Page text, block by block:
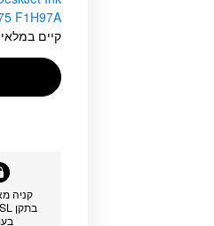
F1H97A
קיים במלאי
קניה